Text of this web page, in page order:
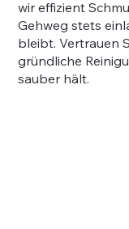
wir effizient
Gehweg stets
bleibt. Vertrauen
gründliche
sauber hält.